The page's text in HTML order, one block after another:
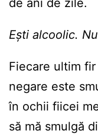
Ești alcoolic.
Fiecare ultim
negare este
în ochii fiicei
să mă smulgă